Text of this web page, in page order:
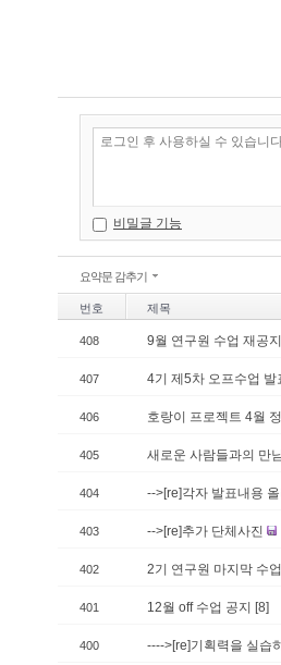
비밀글 기능
요약문 감추기
번호 제목
408 9월 연구원 수업 재공
407 4기 제5차 오프수업 발
406 호랑이 프로젝트 4월
405 새로운 사람들과의 만
404 -->[re]각자 발표내용
403 -->[re]추가 단체사진
402 2기 연구원 마지막 수
401 12월 off 수업 공지 [8]
400 ---->[re]기획력을 실습